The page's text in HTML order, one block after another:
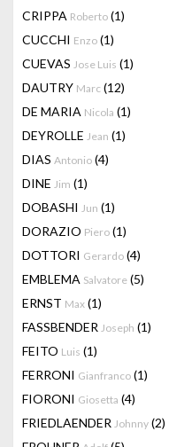
CRIPPA Roberto (1)
CUCCHI Enzo (1)
CUEVAS Jose Luis (1)
DAUTRY Marc (12)
DE MARIA Nicola (1)
DEYROLLE Jean (1)
DIAS Antonio (4)
DINE Jim (1)
DOBASHI Jun (1)
DORAZIO Piero (1)
DOTTORI Gerardo (4)
EMBLEMA Salvatore (5)
ERNST Max (1)
FASSBENDER Joseph (1)
FEITO Luis (1)
FERRONI Gianfranco (1)
FIORONI Giosetta (4)
FRIEDLAENDER Johnny (2)